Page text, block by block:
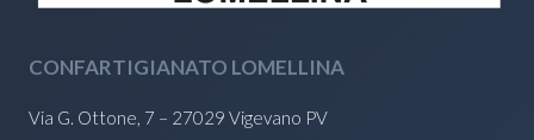
CONFARTIGIANATO LOMELLINA
Via G. Ottone, 7 – 27029 Vigevano PV